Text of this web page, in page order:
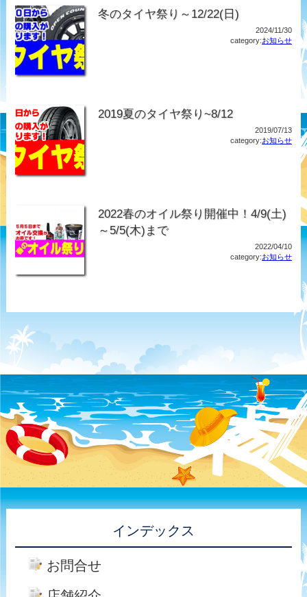
冬のタイヤ祭り～12/22(日)
2024/11/30
category:お知らせ
2019夏のタイヤ祭り~8/12
2019/07/13
category:お知らせ
2022春のオイル祭り開催中！4/9(土)
～5/5(木)まで
2022/04/10
category:お知らせ
インデックス
お問合せ